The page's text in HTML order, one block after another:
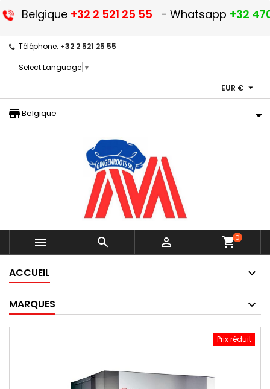
Belgique +32 2 521 25 55 - Whatsapp +32
Téléphone: +32 2 521 25 55
Select Language ▼
EUR € 
storefront
Belgique
   shopping_cart0
ACCUEIL
MARQUES
Prix réduit